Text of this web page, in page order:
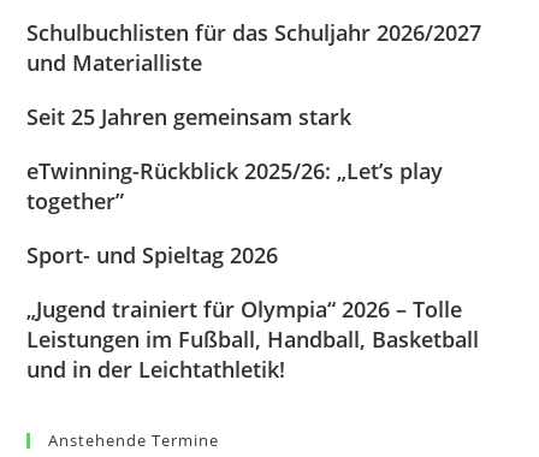
Schulbuchlisten für das Schuljahr 2026/2027
und Materialliste
Seit 25 Jahren gemeinsam stark
eTwinning-Rückblick 2025/26: „Let’s play
together”
Sport- und Spieltag 2026
„Jugend trainiert für Olympia“ 2026 – Tolle
Leistungen im Fußball, Handball, Basketball
und in der Leichtathletik!
Anstehende Termine